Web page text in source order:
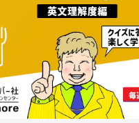
人を探す
求人検索
ビス
たい！